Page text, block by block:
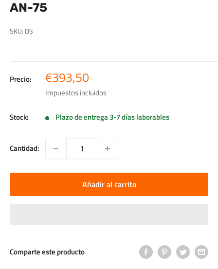
AN-75
SKU: DS
Precio: Precio
de
venta
€393,50
Impuestos incluidos
Stock: Plazo de entrega 3-7 días laborables
Cantidad:
Añadir al carrito
Comparte este producto